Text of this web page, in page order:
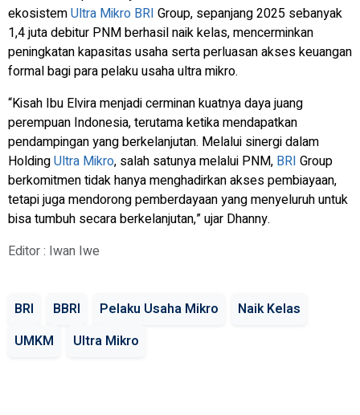
ekosistemUltra Mikro BRI Group, sepanjang 2025 sebanyak
1,4 juta debitur PNM berhasil naik kelas, mencerminkan
peningkatan kapasitas usaha serta perluasan akses keuangan
formal bagi para pelaku usaha ultra mikro.
“Kisah Ibu Elvira menjadi cerminan kuatnya daya juang
perempuan Indonesia, terutama ketika mendapatkan
pendampingan yang berkelanjutan. Melalui sinergi dalam
HoldingUltra Mikro, salah satunya melalui PNM, BRI Group
berkomitmen tidak hanya menghadirkan akses pembiayaan,
tetapi juga mendorong pemberdayaan yang menyeluruh untuk
bisa tumbuh secara berkelanjutan,” ujar Dhanny.
Editor : Iwan Iwe
BRI BBRI Pelaku Usaha Mikro
Naik Kelas
UMKM
Ultra Mikro